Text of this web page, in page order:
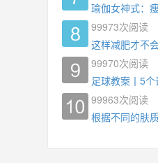
瑜伽女神式：
99973次阅读
这样减肥才不
99970次阅读
足球教案丨5个
99963次阅读
根据不同的肤